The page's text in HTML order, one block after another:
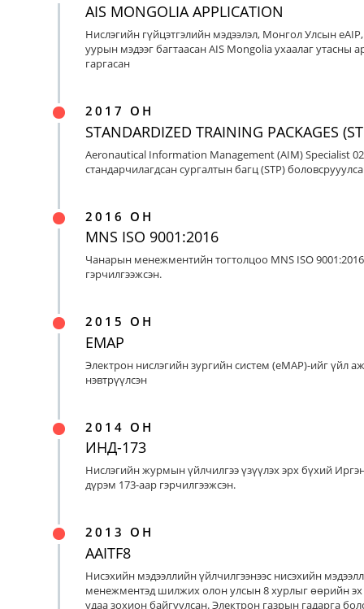
AIS MONGOLIA APPLICATION
Нислэгийн гүйцэтгэлийн мэдээлэл, Монгол Улсын
уурын мэдээг багтаасан AIS Mongolia ухаалаг утасны
гаргасан
2017 ОН
STANDARDIZED TRAINING PACKAGES
Aeronautical Information Management (AIM) Specialist
стандарчилагдсан сургалтын багц (STP)
2016 ОН
MNS ISO 9001:2016
Чанарын менежментийн тогтолцоо MNS ISO
гэрчилгээжсэн.
2015 ОН
EMAP
Электрон нислэгийн зургийн систем (eMAP)-ийг үйл
нэвтрүүлсэн
2014 ОН
ИНД-173
Нислэгийн журмын үйлчилгээ үзүүлэх эрх бүхий
дүрэм 173-аар гэрчилгээжсэн.
2013 ОН
AAITF8
Нисэхийн мэдээллийн үйлчилгээнээс нисэхийн
менежментэд шилжих олон улсын 8 хурлыг өөрийн
удаа зохион байгуулсан. Электрон газрын гадарга